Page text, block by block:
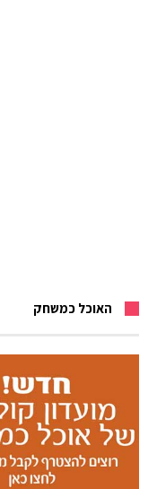
האוכל כמשחק